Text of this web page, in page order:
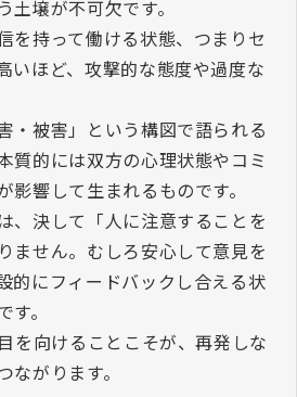
壌が不可欠です。
を持って働ける状態、つまりセ
いほど、攻撃的な態度や過度な
・被害」という構図で語られる
質的には双方の心理状態やコミ
影響して生まれるものです。
、決して「人に注意することを
ません。むしろ安心して意見を
的にフィードバックし合える状
。
を向けることこそが、再発しな
ながります。